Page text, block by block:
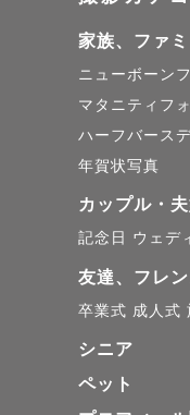
家族、ファ
ニューボーン
マタニティフ
ハーフバース
年賀状写真
カップル・
記念日 ウェデ
友達、フレ
卒業式 成人式
シニア
ペット